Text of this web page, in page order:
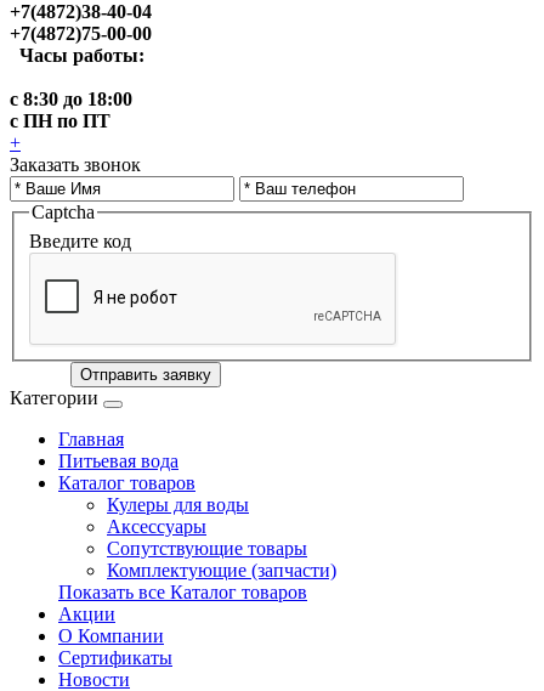
+7(4872)38-40-04
+7(4872)75-00-00
Часы работы:
с 8:30 до 18:00
с ПН по ПТ
+
Заказать звонок
Captcha
Введите код
Отправить заявку
Категории
Главная
Питьевая вода
Каталог товаров
Кулеры для воды
Аксессуары
Сопутствующие товары
Комплектующие (запчасти)
Показать все Каталог товаров
Акции
О Компании
Сертификаты
Новости